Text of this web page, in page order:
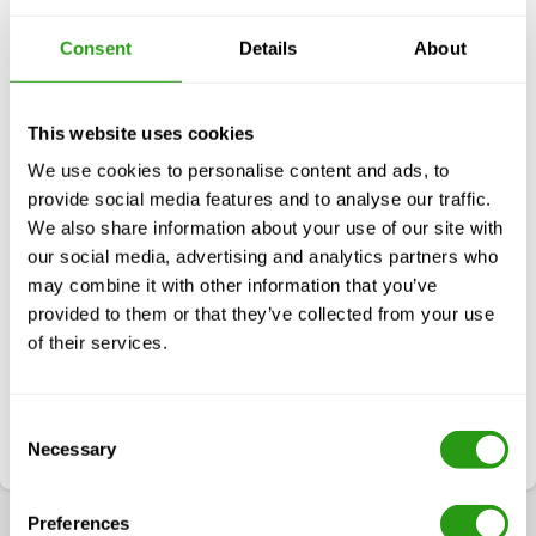
Consent Details About
This website uses cookies
We use cookies to personalise content and ads, to
provide social media features and to analyse our traffic.
We also share information about your use of our site with
our social media, advertising and analytics partners who
may combine it with other information that you’ve
provided to them or that they’ve collected from your use
of their services.
Selection
Necessary
Preferences
Estamos aquí para ayudarle.
Elegir la formación en seguridad adecuada puede ser
complejo. Permítanos simplificarle el proceso:
llámenos o envíenos un correo electrónico para recibir
asesoramiento personalizado.
training@fmtcsafety.com